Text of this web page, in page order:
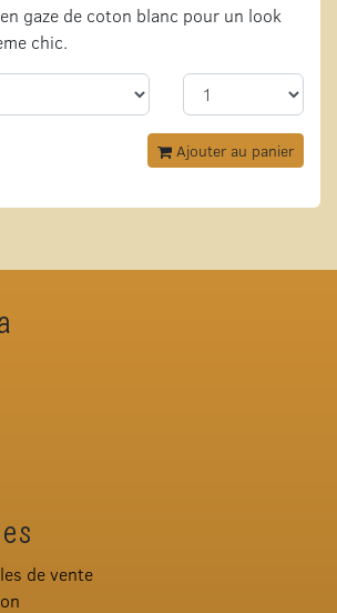
gaze de coton blanc pour un look
chic.
Ajouter au panier
de vente